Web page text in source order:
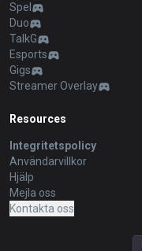
Spel
Duo
TalkG
Esports
Gigs
Streamer Overlay
Resources
Integritetspolicy
Användarvillkor
Hjälp
Mejla oss
Kontakta oss